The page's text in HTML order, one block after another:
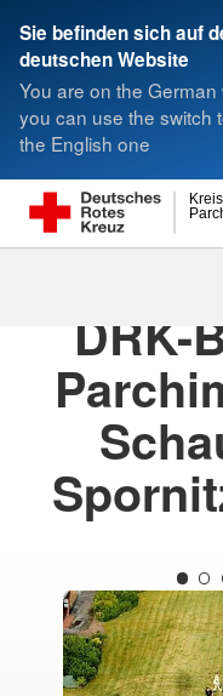
Sie befinden sich auf
deutschen Website
You are on the German
you can use the switch
the English one
Suche
DRK-